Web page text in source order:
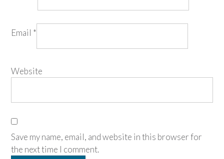
Email *
Website
Save my name, email, and website in this browser for
the next time I comment.